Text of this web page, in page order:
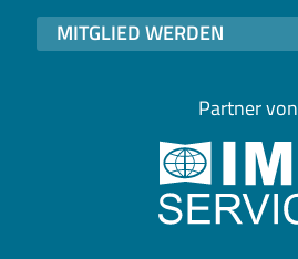
MITGLIED WERDEN
Partner von